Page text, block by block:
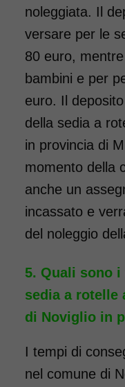
Noleggio
55 cm, per
portata
Carrozzina
con
rinforzata.
elevabili,
necessità
gambe a
è di 7
da
noleggiata. Il
versare per le
80 euro,
bambini e per
euro. Il
della sedia a
in provincia di
momento della
anche un
incassato e
del noleggio
Quali sono i
sedia a rotelle
di Noviglio in
I tempi di
nel comune di